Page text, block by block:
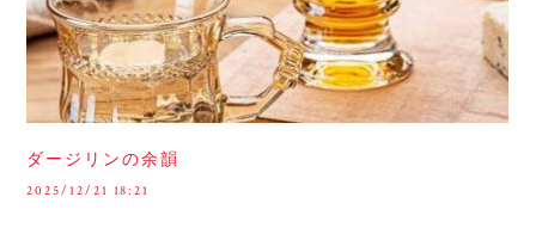
ダージリンの余韻
2025/12/21 18:21